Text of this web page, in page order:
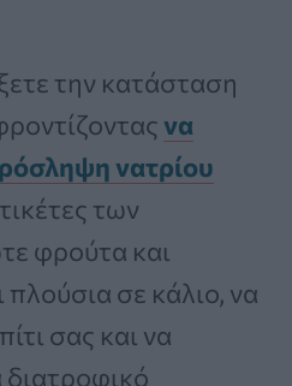
την κατάσταση
να
νατρίου
των
φρούτα και
πλούσια σε κάλιο, να
σας και να